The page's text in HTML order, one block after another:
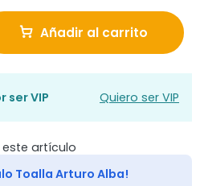
Añadir al carrito
ser VIP Quiero ser VIP
artículo
Toalla Arturo Alba!